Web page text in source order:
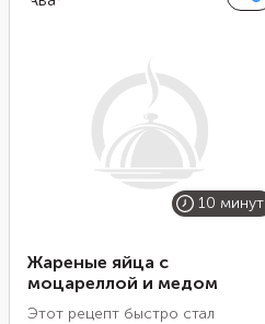
10 минут
Жареные яйца с
моцареллой и медом
Этот рецепт быстро стал